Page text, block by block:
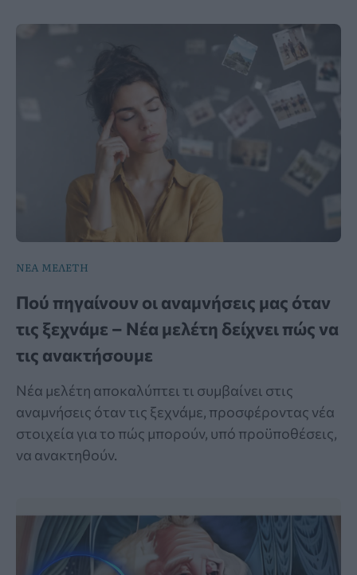
ΝΕΑ ΜΕΛΕΤΗ
Πού πηγαίνουν οι αναμνήσεις μας όταν
τις ξεχνάμε – Νέα μελέτη δείχνει πώς να
τις ανακτήσουμε
Νέα μελέτη αποκαλύπτει τι συμβαίνει στις
αναμνήσεις όταν τις ξεχνάμε, προσφέροντας νέα
στοιχεία για το πώς μπορούν, υπό προϋποθέσεις,
να ανακτηθούν.